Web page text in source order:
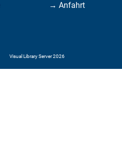
→ Anfahrt
Visual Library Server 2026